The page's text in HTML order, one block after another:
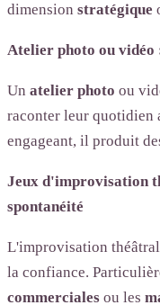
dimension stratégique
Atelier photo ou
Un atelier photo ou
raconter leur quotidien
engageant, il produit
Jeux d'improvisation
spontanéité
L'improvisation
la confiance.
commerciales ou les